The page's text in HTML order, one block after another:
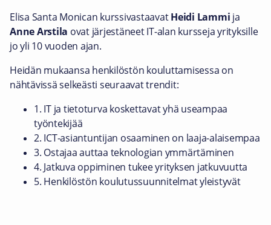
Elisa Santa Monican kurssivastaavatHeidi Lammi ja
Anne Arstila ovat järjestäneet IT-alan kursseja yrityksille
jo yli 10 vuoden ajan.
Heidän mukaansa henkilöstön kouluttamisessa on
nähtävissä selkeästi seuraavat trendit:
1. IT ja tietoturva koskettavat yhä useampaa
työntekijää
2. ICT-asiantuntijan osaaminen on laaja-alaisempaa
3. Ostajaa auttaa teknologian ymmärtäminen
4. Jatkuva oppiminen tukee yrityksen jatkuvuutta
5. Henkilöstön koulutussuunnitelmat yleistyvät